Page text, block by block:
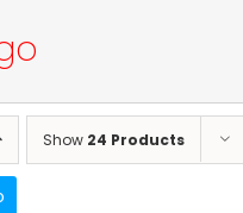
Show 24 Products